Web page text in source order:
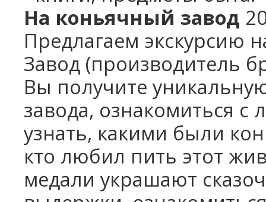
На коньячный завод
Предлагаем экскурсию
Завод (производитель
Вы получите
завода, ознакомиться с
узнать, какими были
кто любил пить этот
медали украшают